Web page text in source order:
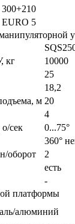
300+210
EURO 5
кг
10000
25
18,2
м 20
4
сек
0...75°
360°
оборот
2
есть
-
платформы
алюминий